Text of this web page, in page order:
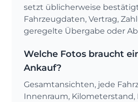
setzt üblicherweise
Fahrzeugdaten, Vertrag,
geregelte Übergabe oder
Welche Fotos braucht
Ankauf?
Gesamtansichten, jede
Innenraum, Kilometerstand,